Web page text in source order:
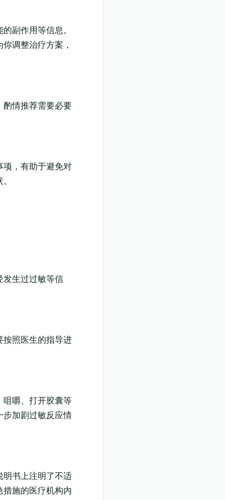
副作用等信息。
调整治疗方案，
酌情推荐需要必要
项，有助于避免对
发生过过敏等信
按照医生的指导进
咀嚼、打开胶囊等
步加剧过敏反应情
明书上注明了不适
施的医疗机构内